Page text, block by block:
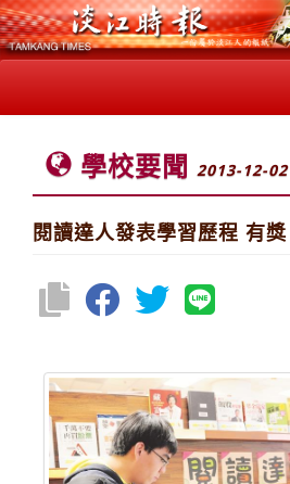
學校要聞 2013-12-02
閱讀達人發表學習歷程 有獎